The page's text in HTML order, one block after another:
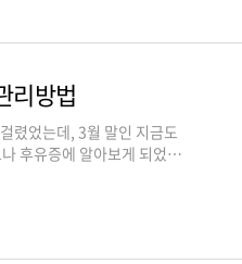
리방법
렸었는데, 3월 말인 지금도
후유증에 알아보게 되었습